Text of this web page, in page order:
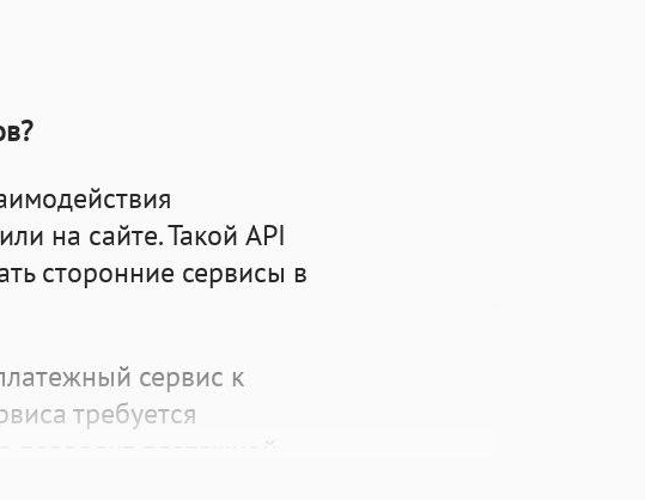
на сайте. Такой API
сторонние сервисы в
сервис к
требуется